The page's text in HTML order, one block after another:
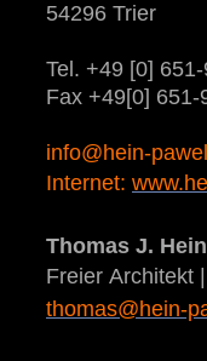
54296 Trier
Tel. +49 [0]
Fax +49[0] 651-
info@hein-
Internet:
Freier
thomas@hein-